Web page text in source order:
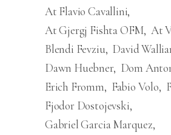
At Flavio Cavallini
At Gjergj Fishta OFM At
Blendi Fevziu David
Dawn Huebner Dom
Erich Fromm
Fabio Volo
Fjodor Dostojevski
Gabriel Garcia Marquez